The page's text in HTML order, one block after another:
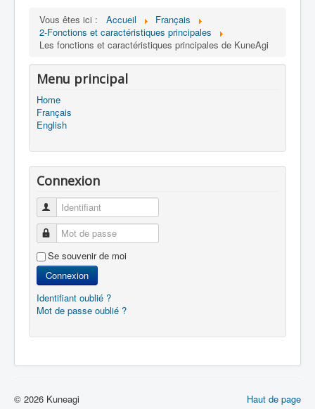
Vous êtes ici : Accueil
Français
2-Fonctions et caractéristiques principales
Les fonctions et caractéristiques principales de KuneAgi
Menu principal
Home
Français
English
Connexion
Identifiant
Mot de passe
Se souvenir de moi
Connexion
Identifiant oublié ?
Mot de passe oublié ?
Haut de page
© 2026 Kuneagi